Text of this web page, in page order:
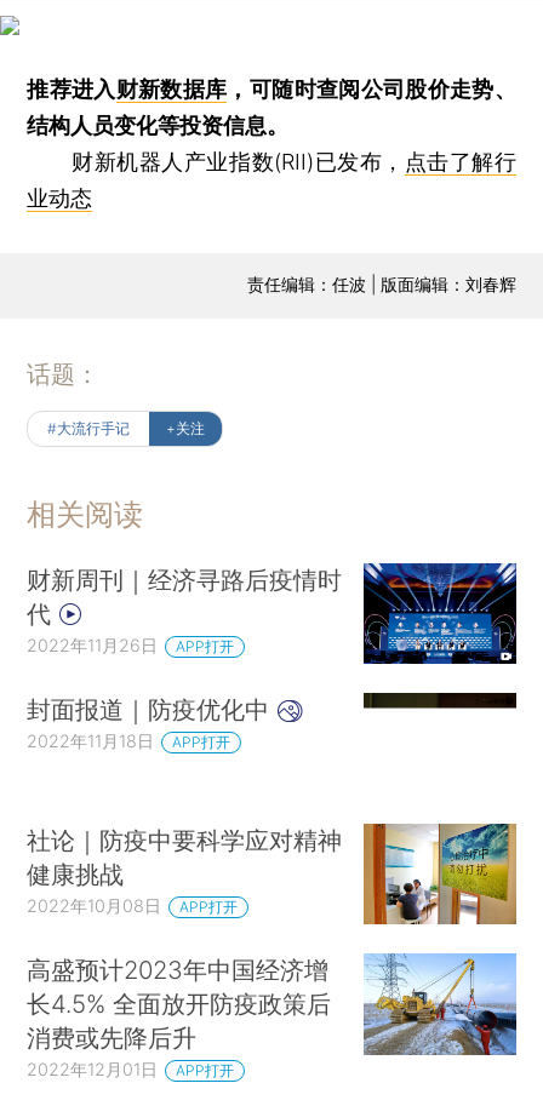
推荐进入财新数据库 ，可随时查阅公司股价走势、
结构人员变化等投资信息。
财新机器人产业指数(RII)已发布， 点击了解行
业动态
责任编辑：任波 | 版面编辑：刘春辉
话题：
#大流行手记 +关注
相关阅读
财新周刊｜经济寻路后疫情时
代
2022年11月26日 APP打开
封面报道｜防疫优化中
2022年11月18日 APP打开
社论｜防疫中要科学应对精神
健康挑战
2022年10月08日 APP打开
高盛预计2023年中国经济增
长4.5% 全面放开防疫政策后
消费或先降后升
2022年12月01日 APP打开